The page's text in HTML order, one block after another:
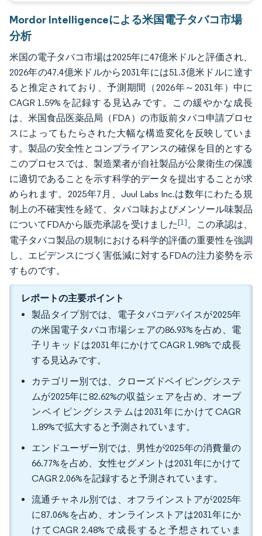
Mordor Intelligenceによる米国電子タバコ市場
分析
米国の電子タバコ市場は2025年に47億米ドルと評価され、
2026年の47.4億米ドルから2031年には51.3億米ドルに達す
ると推定されており、予測期間（2026年～2031年）中に
CAGR 1.59%を記録する見込みです。この緩やかな成長
は、米国食品医薬品局（FDA）の市販前タバコ申請プロセ
スによってもたらされた大幅な構造変化を反映していま
す。製品の安全性とコンプライアンスの確保を目的とする
このプロセスでは、製造業者が自社製品が公衆衛生の保護
に適切であることを示す科学的データを提出することが求
められます。2025年7月、Juul Labs Inc.は数年にわたる規
制上の不確実性を経て、タバコ味およびメンソール味製品
についてFDAから販売承認を受けました[1]。この承認は、
電子タバコ製品の規制における科学的評価の重要性を強調
し、エビデンスにづく害低減に対するFDAの注力姿勢を示
すものです。
レポートの主要ポイント
製品タイプ別では、電子タバコデバイスが2025年
の米国電子タバコ市場シェアの86.93%を占め、電
子リキッドは2031年にかけてCAGR 1.98%で成長
する見込みです。
カテゴリー別では、クローズドベイピングシステ
ムが2025年に82.62%の収益シェアを占め、オープ
ンベイピングシステムは2031年にかけてCAGR
1.89%で拡大すると予測されています。
エンドユーザー別では、男性が2025年の消費量の
66.77%を占め、女性セグメントは2031年にかけて
CAGR 2.06%を記録すると予測されています。
流通チャネル別では、オフラインストアが2025年
に87.06%を占め、オンラインストアは2031年にか
けてCAGR 2.48%で成長すると予想されていま